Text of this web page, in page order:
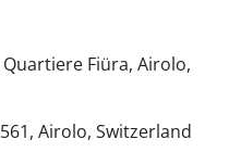
Quartiere Fiüra, Airolo,
561, Airolo, Switzerland